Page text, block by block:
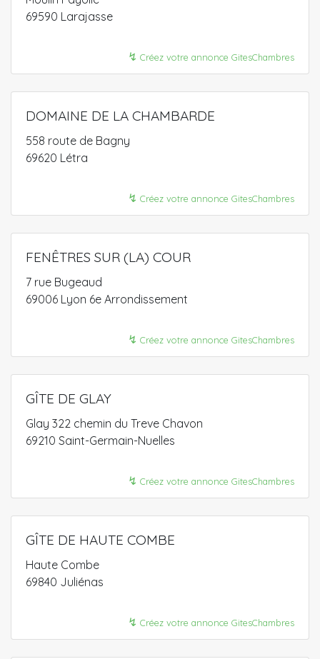
69590 Larajasse
↯ Créez votre annonce GitesChambres
DOMAINE DE LA CHAMBARDE
558 route de Bagny
69620 Létra
↯ Créez votre annonce GitesChambres
FENÊTRES SUR (LA) COUR
7 rue Bugeaud
69006 Lyon 6e Arrondissement
↯ Créez votre annonce GitesChambres
GÎTE DE GLAY
Glay 322 chemin du Treve Chavon
69210 Saint-Germain-Nuelles
↯ Créez votre annonce GitesChambres
GÎTE DE HAUTE COMBE
Haute Combe
69840 Juliénas
↯ Créez votre annonce GitesChambres